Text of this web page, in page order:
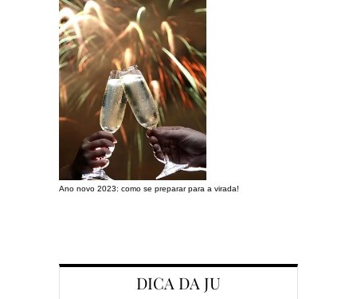
Ano novo 2023: como se preparar para a virada!
DICA DA JU